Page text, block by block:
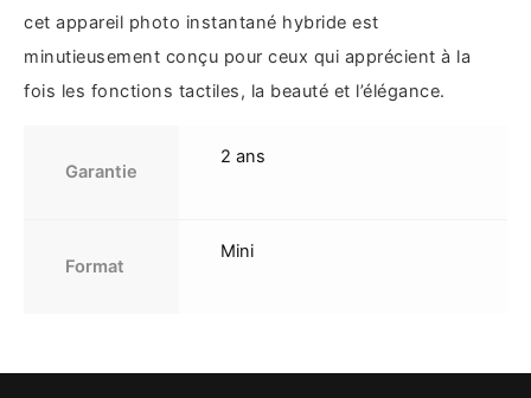
cet appareil photo instantané hybride est
minutieusement conçu pour ceux qui apprécient à la
fois les fonctions tactiles, la beauté et l’élégance.
Garantie
2 ans
Format
Mini